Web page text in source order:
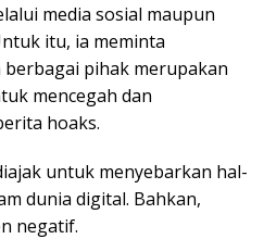
media sosial maupun
itu, ia meminta
pihak merupakan
mencegah dan
hoaks.
untuk menyebarkan hal-
dunia digital. Bahkan,
negatif.